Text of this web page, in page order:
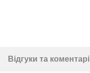
Відгуки та коментарі